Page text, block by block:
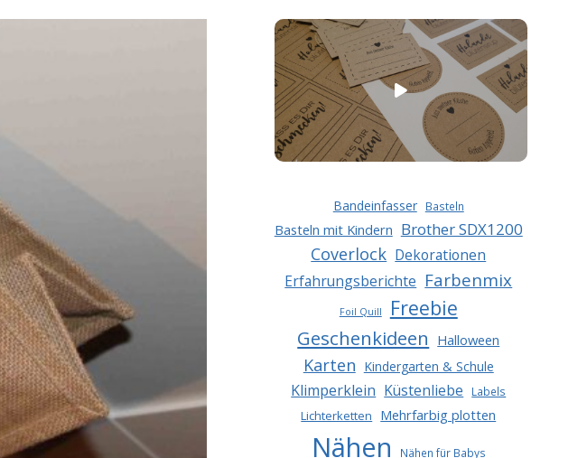
Bandeinfasser Basteln
Basteln mit Kindern Brother SDX1200
Coverlock Dekorationen
Erfahrungsberichte Farbenmix
Foil Quill Freebie
Geschenkideen Halloween
Karten Kindergarten & Schule
Klimperklein Küstenliebe Labels
Lichterketten Mehrfarbig plotten
Nähen Nähen für Babys